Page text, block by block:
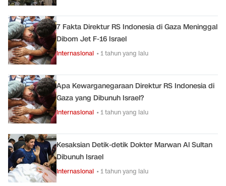
7 Fakta Direktur RS Indonesia di Gaza Meninggal
Dibom Jet F-16 Israel
Internasional • 1 tahun yang lalu
Apa Kewarganegaraan Direktur RS Indonesia di
Gaza yang Dibunuh Israel?
Internasional • 1 tahun yang lalu
Kesaksian Detik-detik Dokter Marwan Al Sultan
Dibunuh Israel
Internasional • 1 tahun yang lalu